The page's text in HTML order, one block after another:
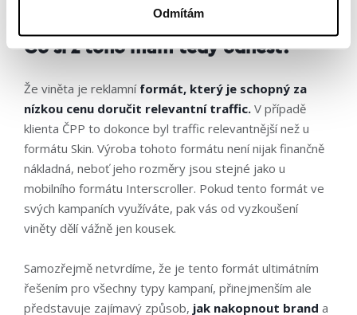
Odmítám
Co si z toho mám tedy odnést?
Že viněta je reklamní formát, který je schopný za
nízkou cenu doručit relevantní traffic. V případě
klienta ČPP to dokonce byl traffic relevantnější než u
formátu Skin. Výroba tohoto formátu není nijak finančně
nákladná, neboť jeho rozměry jsou stejné jako u
mobilního formátu Interscroller. Pokud tento formát ve
svých kampaních využíváte, pak vás od vyzkoušení
viněty dělí vážně jen kousek.
Samozřejmě netvrdíme, že je tento formát ultimátním
řešením pro všechny typy kampaní, přinejmenším ale
představuje zajímavý způsob, jak nakopnout brand a